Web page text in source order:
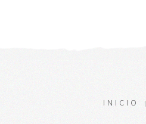
INICIO